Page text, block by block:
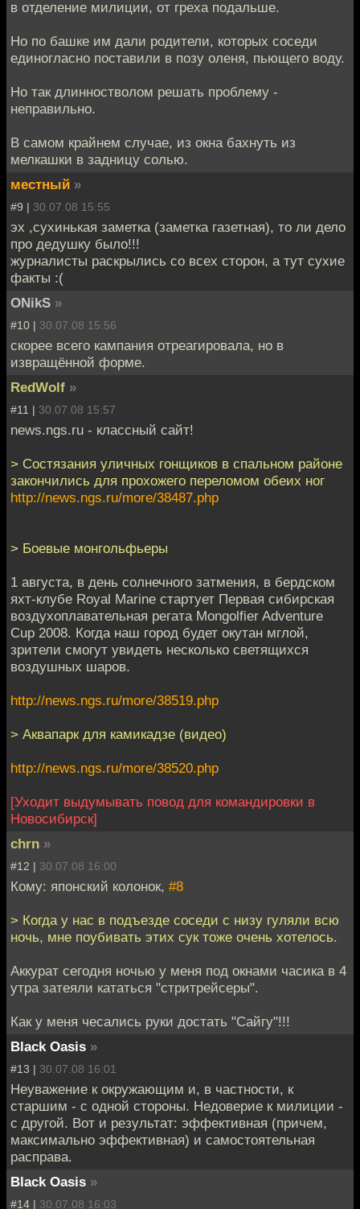
в отделение милиции, от греха подальше.
Но по башке им дали родители, которых соседи
единогласно поставили в позу оленя, пьющего воду.
Но так длинностволом решать проблему -
неправильно.
В самом крайнем случае, из окна бахнуть из
мелкашки в задницу солью.
местный »
#9 | 30.07.08 15:55
эх ,сухинькая заметка (заметка газетная), то ли дело
про дедушку было!!!
журналисты раскрылись со всех сторон, а тут сухие
факты :(
ONikS »
#10 | 30.07.08 15:56
скорее всего кампания отреагировала, но в
извращённой форме.
RedWolf »
#11 | 30.07.08 15:57
news.ngs.ru - классный сайт!
> Состязания уличных гонщиков в спальном районе
закончились для прохожего переломом обеих ног
http://news.ngs.ru/more/38487.php
> Боевые монгольфьеры
1 августа, в день солнечного затмения, в бердском
яхт-клубе Royal Marine стартует Первая сибирская
воздухоплавательная регата Mongolfier Adventure
Cup 2008. Когда наш город будет окутан мглой,
зрители смогут увидеть несколько светящихся
воздушных шаров.
http://news.ngs.ru/more/38519.php
> Аквапарк для камикадзе (видео)
http://news.ngs.ru/more/38520.php
[Уходит выдумывать повод для командировки в
Новосибирск]
chrn »
#12 | 30.07.08 16:00
Кому: японский колонок, #8
> Когда у нас в подъезде соседи с низу гуляли всю
ночь, мне поубивать этих сук тоже очень хотелось.
Аккурат сегодня ночью у меня под окнами часика в 4
утра затеяли кататься "стритрейсеры".
Как у меня чесались руки достать "Сайгу"!!!
Black Oasis »
#13 | 30.07.08 16:01
Неуважение к окружающим и, в частности, к
старшим - с одной стороны. Недоверие к милиции -
с другой. Вот и результат: эффективная (причем,
максимально эффективная) и самостоятельная
расправа.
Black Oasis »
#14 | 30.07.08 16:03